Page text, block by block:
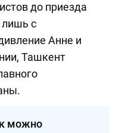
до приезда
лишь с
Анне и
Ташкент
можно